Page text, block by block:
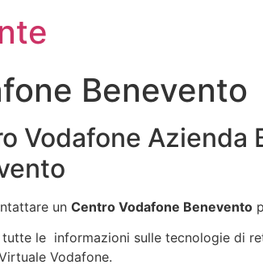
Benevento
Vodafone
un Centro Vodafone Benevento
le informazioni sulle tecnologie di
Vodafone.